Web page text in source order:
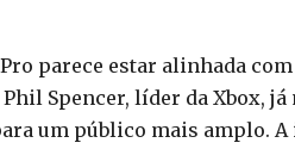
parece estar alinhada
Spencer, líder da Xbox,
um público mais amplo.